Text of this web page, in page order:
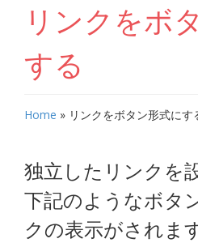
リンクをボ
する
Home » リンクをボタン形式にす
独立したリンクを
下記のようなボタ
クの表示がされます